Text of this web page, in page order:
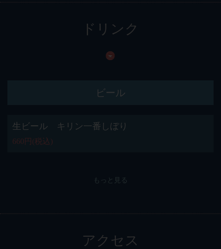
ドリンク
ビール
生ビール キリン一番しぼり
660円 (税込)
もっと見る
アクセス